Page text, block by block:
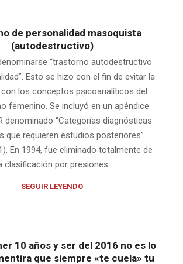
de personalidad masoquista
(autodestructivo)
“trastorno autodestructivo
Esto se hizo con el fin de evitar la
los conceptos psicoanalíticos del
femenino. Se incluyó en un apéndice
denominado “Categorías diagnósticas
que requieren estudios posteriores”
En 1994, fue eliminado totalmente de
clasificación por presiones
SEGUIR LEYENDO
10 años y ser del 2016 no es lo
que siempre «te cuela» tu